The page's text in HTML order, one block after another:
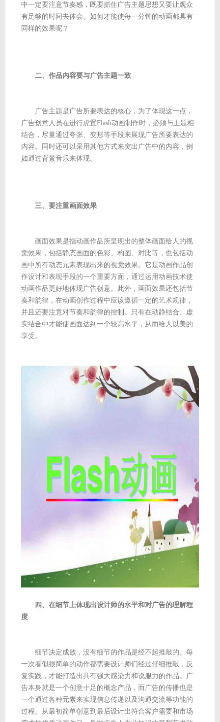
中一定要注意节奏感，既要抓住广告主题思想又要让观众
有足够的时间去体会。如何才能使每一分钟的动画都具有
同样的效果呢？
二、作品内容要与广告主题一致
广告主题是广告所要表达的核心，为了体现这一点，
广告创意人员在进行虎置Flash动画制作时，必须与主题相
结合，尽量通过夸张、变形等手段来展现广告所要表达的
内容。同时还可以采用其他方式来突出广告中的内容，例
如通过背景音乐来体现。
三、要注重画面效果
画面效果是指动画作品所呈现出的整体画面给人的视
觉效果，包括静态画面的色彩、构图、对比等，也包括动
画中所有动态元素表现出来的视觉效果。它是动画作品创
作设计和表现手段的一个重要方面，通过运用动画技术使
动画作品更好地体现广告创意。此外，画面效果还包括节
奏和韵律，在动画创作过程中应该遵循一定的艺术规律，
并且还要注意对节奏和韵律的控制。只有在动静结合、虚
实结合中才能使画面达到一个较高水平，从而给人以美的
享受。
四、在细节上体现出设计师的水平和对广告的理解程
度
细节决定成败，没有细节的作品是经不起推敲的。每
一次看似很简单的动作都需要设计师们经过仔细推敲，反
复实践，才能打造出具有强大感染力和说服力的作品。广
告本身就是一个创意十足的概念产品，而广告的传播也是
一个通过各种元素来实现信息传递以及沟通交流等功能的
过程。从最初简单创意到最后设计出符合客户需要和市场